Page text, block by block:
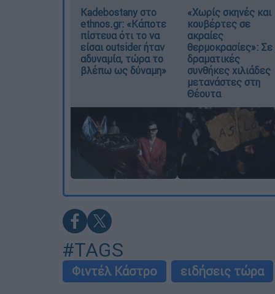
Kadebostany στο
ethnos.gr: «Κάποτε
πίστευα ότι το να
είσαι outsider ήταν
αδυναμία, τώρα το
βλέπω ως δύναμη»
«Χωρίς σκηνές και
κουβέρτες σε
ακραίες
θερμοκρασίες»: Σε
δραματικές
συνθήκες χιλιάδες
μετανάστες στη
Θέουτα
#TAGS
Φιντέλ Κάστρο ειδήσεις τώρα